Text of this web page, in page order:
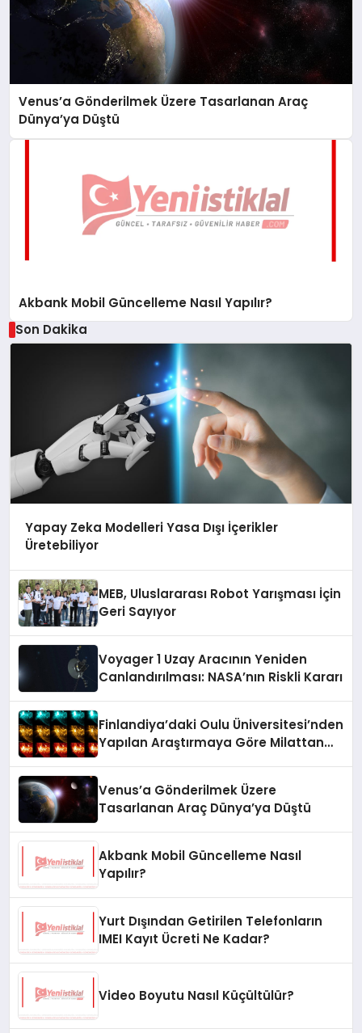
Venus’a Gönderilmek Üzere Tasarlanan Araç
Dünya’ya Düştü
Akbank Mobil Güncelleme Nasıl Yapılır?
Son Dakika
Yapay Zeka Modelleri Yasa Dışı İçerikler
Üretebiliyor
MEB, Uluslararası Robot Yarışması İçin
Geri Sayıyor
Voyager 1 Uzay Aracının Yeniden
Canlandırılması: NASA’nın Riskli Kararı
Finlandiya’daki Oulu Üniversitesi’nden
Yapılan Araştırmaya Göre Milattan
Venus’a Gönderilmek Üzere
Tasarlanan Araç Dünya’ya Düştü
Akbank Mobil Güncelleme Nasıl
Yapılır?
Yurt Dışından Getirilen Telefonların
IMEI Kayıt Ücreti Ne Kadar?
Video Boyutu Nasıl Küçültülür?